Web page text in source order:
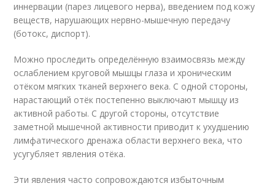
иннервации (парез лицевого нерва), введением под кожу
веществ, нарушающих нервно-мышечную передачу
(ботокс, диспорт).
Можно проследить определённую взаимосвязь между
ослаблением круговой мышцы глаза и хроническим
отёком мягких тканей верхнего века. С одной стороны,
нарастающий отёк постепенно выключают мышцу из
активной работы. С другой стороны, отсутствие
заметной мышечной активности приводит к ухудшению
лимфатического дренажа области верхнего века, что
усугубляет явления отёка.
Эти явления часто сопровождаются избыточным